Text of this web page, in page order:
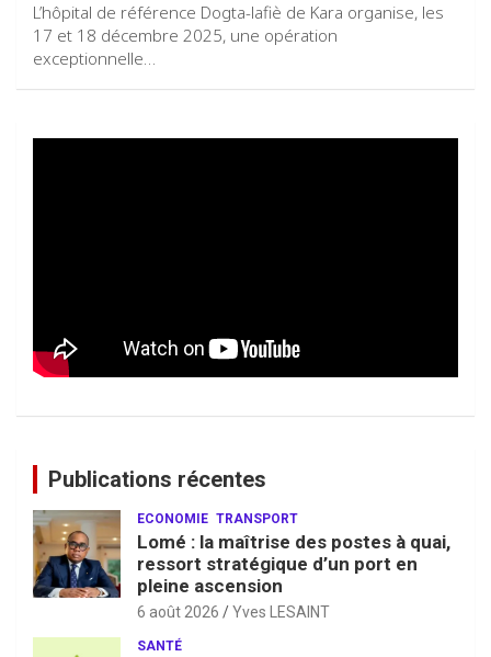
L’hôpital de référence Dogta-lafiè de Kara organise, les
17 et 18 décembre 2025, une opération
exceptionnelle…
Publications récentes
ECONOMIE TRANSPORT
Lomé : la maîtrise des postes à quai,
ressort stratégique d’un port en
pleine ascension
6 août 2026 Yves LESAINT
SANTÉ